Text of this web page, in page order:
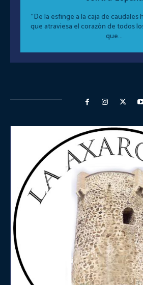
“De la esfinge a la caja de
que atraviesa el corazón de todos
que...